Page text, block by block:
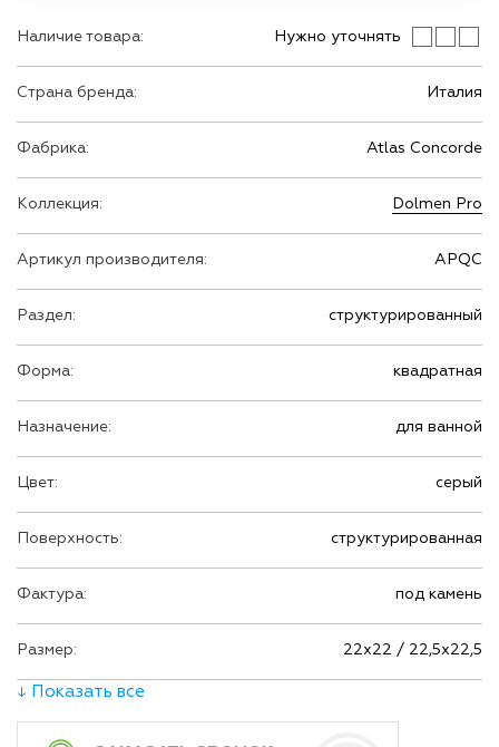
Наличие товара: Нужно уточнять
Страна бренда: Италия
Фабрика: Atlas Concorde
Коллекция: Dolmen Pro
Артикул производителя: APQC
Раздел: структурированный
Форма: квадратная
Назначение: для ванной
Цвет: серый
Поверхность: структурированная
Фактура: под камень
Размер: 22х22 / 22,5х22,5
↓ Показать все